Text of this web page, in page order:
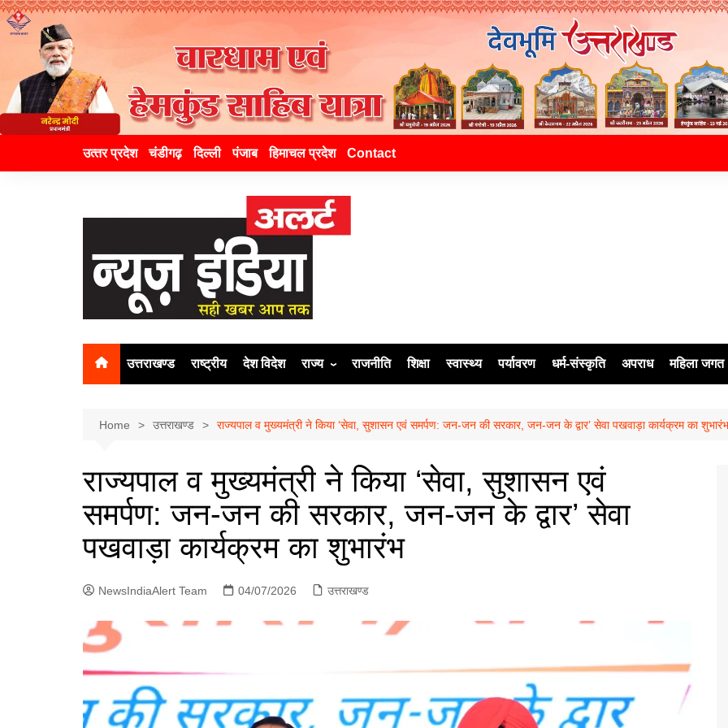
उत्‍तर प्रदेश चंडीगढ़ दिल्ली पंजाब हिमाचल प्रदेश Contact
उत्तराखण्ड राष्ट्रीय देश विदेश राज्य
दिल्ली
पंजाब
चंडीगढ़
राजनीति शिक्षा स्वास्थ्य पर्यावरण धर्म-संस्कृति अपराध महिला जगत
Home उत्तराखण्ड राज्यपाल व मुख्यमंत्री ने किया ‘सेवा, सुशासन एवं समर्पण: जन-जन की सरकार, जन-जन के द्वार’ सेवा पखवाड़ा कार्यक्रम का शुभारंभ
राज्यपाल व मुख्यमंत्री ने किया ‘सेवा, सुशासन एवं
समर्पण: जन-जन की सरकार, जन-जन के द्वार’ सेवा
पखवाड़ा कार्यक्रम का शुभारंभ
NewsIndiaAlert Team 04/07/2026 उत्तराखण्ड